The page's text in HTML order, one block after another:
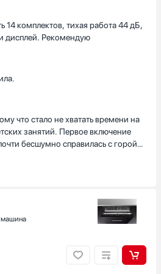
в конце цикла
постукиванием
14 комплектов, тихая работа 44 дБ,
дисплей. Рекомендую
что стало не хватать времени на
занятий. Первое включение
бесшумно справилась с горой
разговаривать и не
и глубокие миски, и бокалы.
время. Режим половинной
всё чисто и быстро. Таймер
ночных циклов — запускаю ночью,
машина